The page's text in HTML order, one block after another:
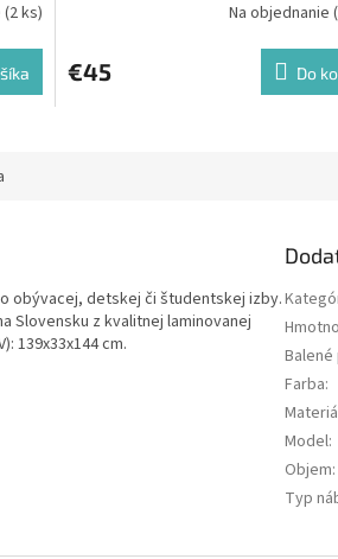
(2 ks) Na objednanie
€45 Do
obývacej, detskej či študentskej izby.
Slovensku z kvalitnej laminovanej
139x33x144 cm.
Balené
Farba:
Model:
Objem:
Typ